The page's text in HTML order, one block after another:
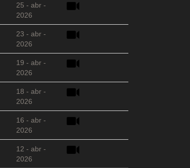
25 - abr -
2026
23 - abr -
2026
19 - abr -
2026
18 - abr -
2026
16 - abr -
2026
12 - abr -
2026